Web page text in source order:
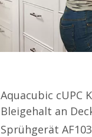
Aquacubic cUPC
Bleigehalt an
Sprühgerät